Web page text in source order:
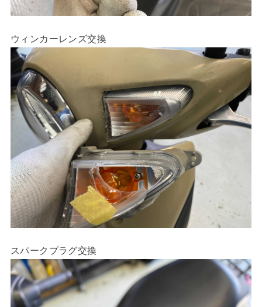
ウィンカーレンズ交換
スパークプラグ交換